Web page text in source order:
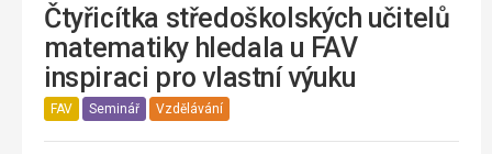
Čtyřicítka středoškolských učitelů
matematiky hledala u FAV
inspiraci pro vlastní výuku
FAV Seminář Vzdělávání